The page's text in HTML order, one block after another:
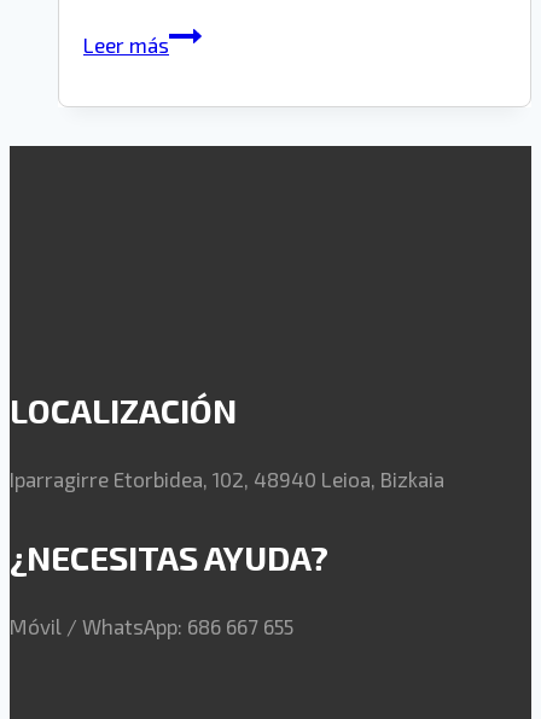
Leer másFurgonetas
LOCALIZACIÓN
Iparragirre Etorbidea, 102, 48940 Leioa, Bizkaia
¿NECESITAS AYUDA?
Móvil / WhatsApp: 686 667 655